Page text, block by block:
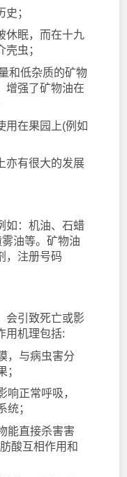
；
休眠，而在十九
虫；
和低杂质的矿物
增强了矿物油在
用在果园上(例如
亦有很大的发展
如：机油、石蜡
油等。矿物油
，注册号码
会引致死亡或影
用机理包括:
，与病虫害分
；
响正常呼吸，
统；
能直接杀害害
酸互相作用和